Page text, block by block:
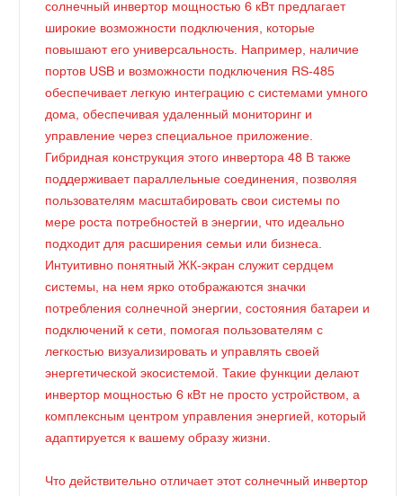
солнечный инвертор мощностью 6 кВт предлагает
широкие возможности подключения, которые
повышают его универсальность. Например, наличие
портов USB и возможности подключения RS-485
обеспечивает легкую интеграцию с системами умного
дома, обеспечивая удаленный мониторинг и
управление через специальное приложение.
Гибридная конструкция этого инвертора 48 В также
поддерживает параллельные соединения, позволяя
пользователям масштабировать свои системы по
мере роста потребностей в энергии, что идеально
подходит для расширения семьи или бизнеса.
Интуитивно понятный ЖК-экран служит сердцем
системы, на нем ярко отображаются значки
потребления солнечной энергии, состояния батареи и
подключений к сети, помогая пользователям с
легкостью визуализировать и управлять своей
энергетической экосистемой. Такие функции делают
инвертор мощностью 6 кВт не просто устройством, а
комплексным центром управления энергией, который
адаптируется к вашему образу жизни.
Что действительно отличает этот солнечный инвертор